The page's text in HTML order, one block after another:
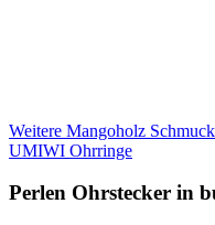
Weitere Mangoholz
UMIWI Ohrringe
Perlen Ohrstecker in